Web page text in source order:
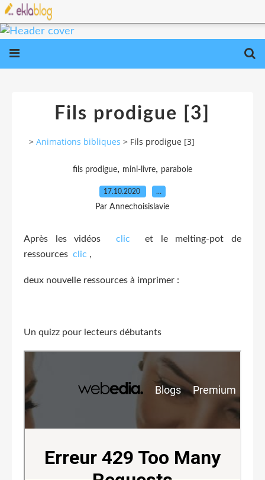
Fils prodigue [3]
> Animations bibliques > Fils prodigue [3]
fils prodigue, mini-livre, parabole
17.10.2020 …
Par Annechoisislavie
Après les vidéos clic et le melting-pot de
ressources clic ,
deux nouvelle ressources à imprimer :
Un quizz pour lecteurs débutants